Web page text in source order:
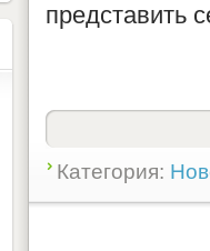
представить
Категория: